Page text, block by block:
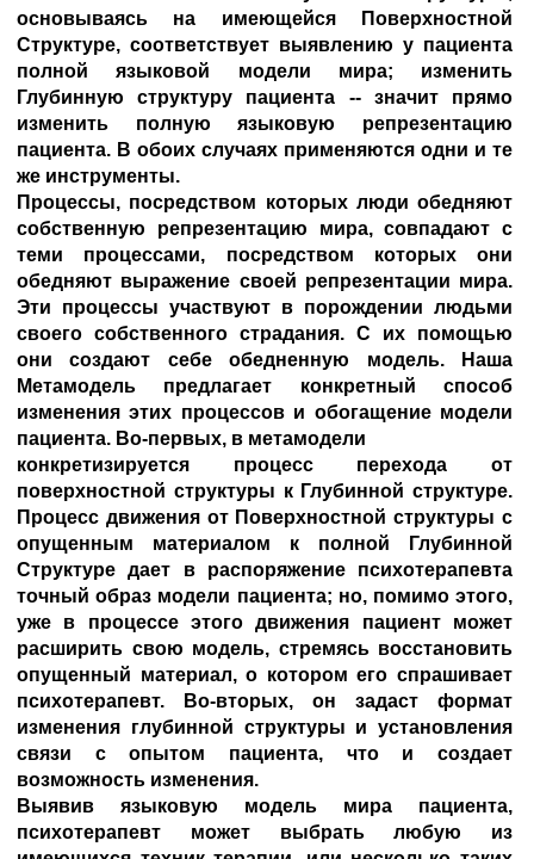
основываясь на имеющейся Поверхностной
Структуре, соответствует выявлению у пациента
полной языковой модели мира; изменить
Глубинную структуру пациента -- значит прямо
изменить полную языковую репрезентацию
пациента. В обоих случаях применяются одни и те
же инструменты.
Процессы, посредством которых люди обедняют
собственную репрезентацию мира, совпадают с
теми процессами, посредством которых они
обедняют выражение своей репрезентации мира.
Эти процессы участвуют в порождении людьми
своего собственного страдания. С их помощью
они создают себе обедненную модель. Наша
Метамодель предлагает конкретный способ
изменения этих процессов и обогащение модели
пациента. Во-первых, в метамодели
конкретизируется процесс перехода от
поверхностной структуры к Глубинной структуре.
Процесс движения от Поверхностной структуры с
опущенным материалом к полной Глубинной
Структуре дает в распоряжение психотерапевта
точный образ модели пациента; но, помимо этого,
уже в процессе этого движения пациент может
расширить свою модель, стремясь восстановить
опущенный материал, о котором его спрашивает
психотерапевт. Во-вторых, он задаст формат
изменения глубинной структуры и установления
связи с опытом пациента, что и создает
возможность изменения.
Выявив языковую модель мира пациента,
психотерапевт может выбрать любую из